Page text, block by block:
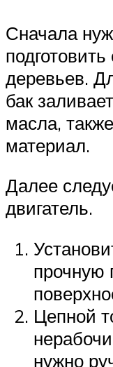
Сначала
деревьев.
бак
масла,
материал.
Далее
двигатель.
прочную
Цепной
нужно